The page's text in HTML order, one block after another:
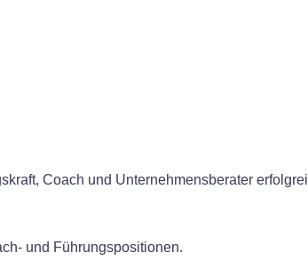
Coach und Unternehmensberater
und Führungspositionen.